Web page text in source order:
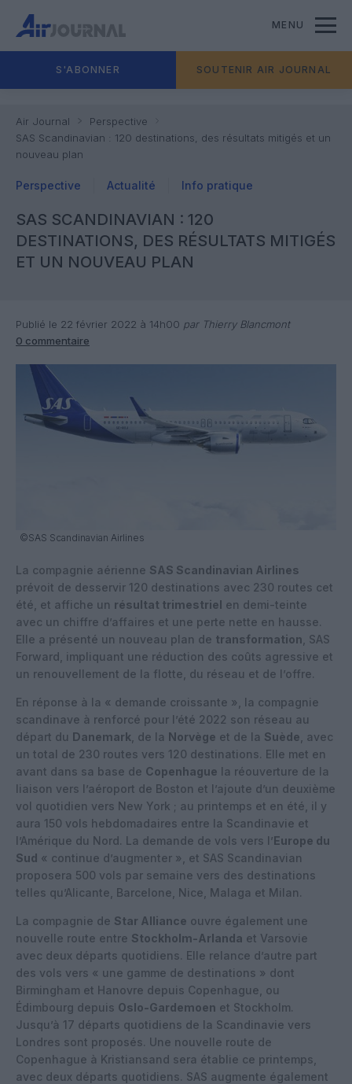
MENU
S'ABONNER SOUTENIR AIR JOURNAL
Air Journal
Perspective
SAS Scandinavian : 120 destinations, des résultats mitigés et un
nouveau plan
Perspective Actualité Info pratique
SAS SCANDINAVIAN : 120
DESTINATIONS, DES RÉSULTATS MITIGÉS
ET UN NOUVEAU PLAN
Publié le 22 février 2022 à 14h00 par Thierry Blancmont
0 commentaire
©SAS Scandinavian Airlines
La compagnie aérienne SAS Scandinavian Airlines
prévoit de desservir 120 destinations avec 230 routes cet
été, et affiche un résultat trimestriel en demi-teinte
avec un chiffre d’affaires et une perte nette en hausse.
Elle a présenté un nouveau plan de transformation , SAS
Forward, impliquant une réduction des coûts agressive et
un renouvellement de la flotte, du réseau et de l’offre.
En réponse à la « demande croissante », la compagnie
scandinave à renforcé pour l’été 2022 son réseau au
départ du Danemark , de la Norvège et de la Suède , avec
un total de 230 routes vers 120 destinations. Elle met en
avant dans sa base de Copenhague la réouverture de la
liaison vers l’aéroport de Boston et l’ajoute d’un deuxième
vol quotidien vers New York ; au printemps et en été, il y
aura 150 vols hebdomadaires entre la Scandinavie et
l’Amérique du Nord. La demande de vols vers l’Europe du
Sud « continue d’augmenter », et SAS Scandinavian
proposera 500 vols par semaine vers des destinations
telles qu’Alicante, Barcelone, Nice, Malaga et Milan.
La compagnie de Star Alliance ouvre également une
nouvelle route entre Stockholm-Arlanda et Varsovie
avec deux départs quotidiens. Elle relance d’autre part
des vols vers « une gamme de destinations » dont
Birmingham et Hanovre depuis Copenhague, ou
Édimbourg depuis Oslo-Gardemoen et Stockholm.
Jusqu’à 17 départs quotidiens de la Scandinavie vers
Londres sont proposés. Une nouvelle route de
Copenhague à Kristiansand sera établie ce printemps,
avec deux départs quotidiens. SAS augmente également